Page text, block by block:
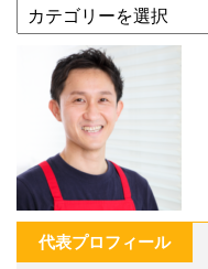
代表プロフィール